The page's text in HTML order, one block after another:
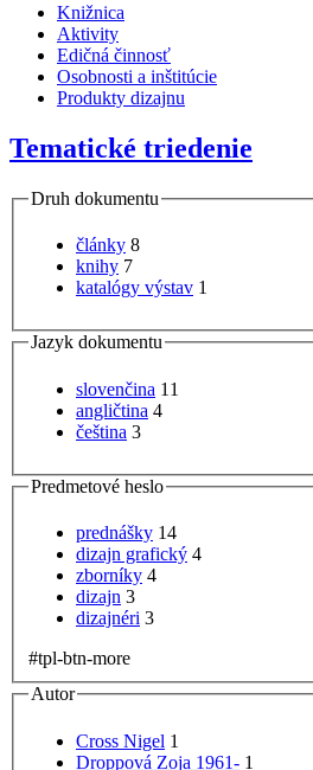
Knižnica
Aktivity
Edičná činnosť
Osobnosti a inštitúcie
Produkty dizajnu
Tematické triedenie
Druh dokumentu
články 8
knihy 7
katalógy výstav 1
Jazyk dokumentu
slovenčina 11
angličtina 4
čeština 3
Predmetové heslo
prednášky 14
dizajn grafický 4
zborníky 4
dizajn 3
dizajnéri 3
#tpl-btn-more
Autor
Cross Nigel 1
Droppová Zoja 1961- 1